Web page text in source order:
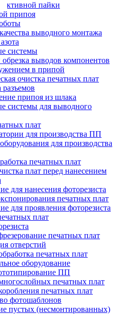
пайки
припоя
выводного монтажа
системы
выводов компонентов
в припой
очистка печатных плат
разъемов
припоя из шлака
системы для выводного
плат
для производства ПП
для производства
печатных плат
плат перед нанесением
для нанесения фоторезиста
печатных плат
для проявления фоторезиста
плат
печатных плат
отверстий
печатных плат
оборудование
ПП
печатных плат
печатных плат
фотошаблонов
пустых (несмонтированных)